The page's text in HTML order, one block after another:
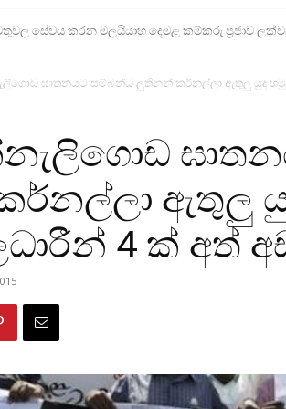
සේවය කරන මලයියාහ දෙමළ කම්කරු ප්‍රජාව
ඝාතනයට සම්බන්ධ ලුතිනන් කර්නල්ලා ඇතුලු යුද
ඇතුලු
4 ක් අත්